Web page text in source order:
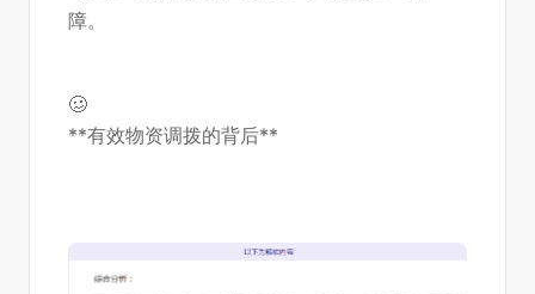
障。
🥴
**有效物资调拨的背后**